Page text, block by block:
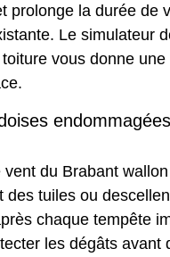
prolonge la durée de
Le simulateur
vous donne
vent du Brabant
des tuiles ou
chaque tempête
les dégâts avant